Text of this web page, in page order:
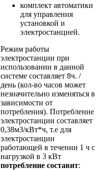
комплект автоматики
для управления
установкой и
электростанцией.
Режим работы
электростанции при
использовании в данной
системе составляет 8ч. /
день (кол-во часов может
незначительно изменяться в
зависимости от
потребления). Потребление
электростанции составляет
0,38м3/кВт*ч, т.е для
электростанции
работающей в течении 1 ч с
нагрузкой в 3 кВт
потребление составит: